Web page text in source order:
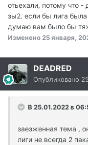
отьехали, потому что -
зы2. если бы лига
думаю вам было бы
Изменено 25 января,
DEADRED
Опубликовано
В 25.01.2022 в
заезженная тема ,
лиги не всегда 2